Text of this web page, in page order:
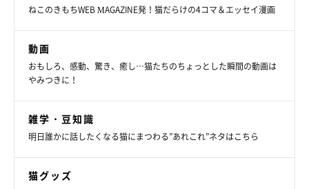
ねこのきもちWEB MAGAZINE発！猫だらけの4コマ＆エッセイ漫画
動画
おもしろ、感動、驚き、癒し…猫たちのちょっとした瞬間の動画は
やみつきに！
雑学・豆知識
明日誰かに話したくなる猫にまつわる”あれこれ”ネタはこちら
猫グッズ